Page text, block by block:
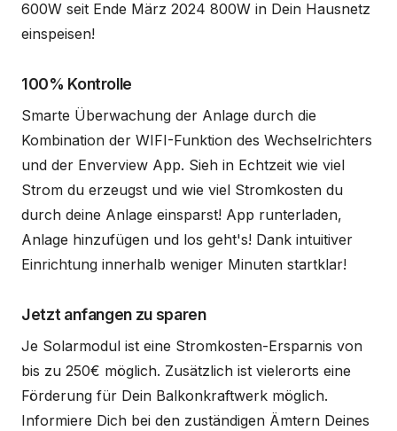
600W seit Ende März 2024 800W in Dein Hausnetz
einspeisen!
100% Kontrolle
Smarte Überwachung der Anlage durch die
Kombination der WIFI-Funktion des Wechselrichters
und der Enverview App. Sieh in Echtzeit wie viel
Strom du erzeugst und wie viel Stromkosten du
durch deine Anlage einsparst! App runterladen,
Anlage hinzufügen und los geht's! Dank intuitiver
Einrichtung innerhalb weniger Minuten startklar!
Jetzt anfangen zu sparen
Je Solarmodul ist eine Stromkosten-Ersparnis von
bis zu 250€ möglich. Zusätzlich ist vielerorts eine
Förderung für Dein Balkonkraftwerk möglich.
Informiere Dich bei den zuständigen Ämtern Deines